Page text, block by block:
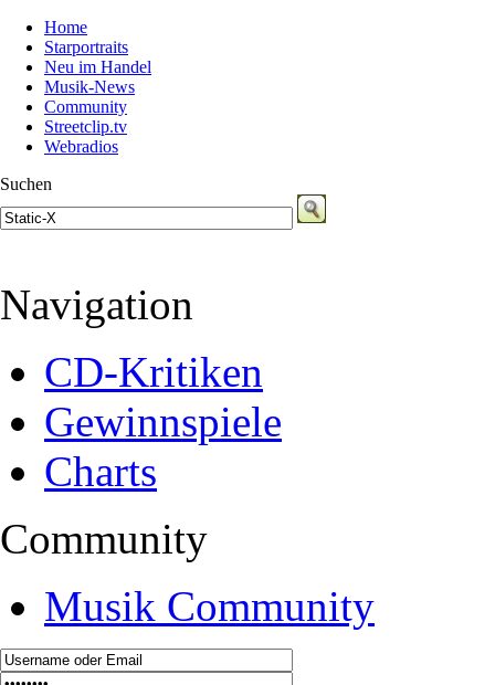
Home
Starportraits
Neu im Handel
Musik-News
Community
Streetclip.tv
Webradios
Suchen
Navigation
CD-Kritiken
Gewinnspiele
Charts
Community
Musik Community